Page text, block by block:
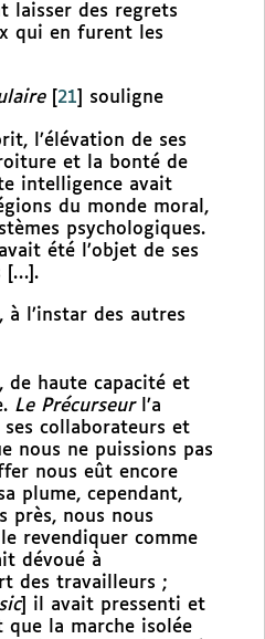
laisser des regrets
qui en furent les
[ 21 souligne
l’élévation de ses
et la bonté de
intelligence avait
du monde moral,
psychologiques.
été l’objet de ses
[…].
, à l’instar des autres
de haute capacité et
Le Précurseurl’a
collaborateurs et
nous ne puissions pas
nous eût encore
plume, cependant,
près, nous nous
revendiquer comme
dévoué à
des travailleurs ;
sic] il avait pressenti et
que la marche isolée